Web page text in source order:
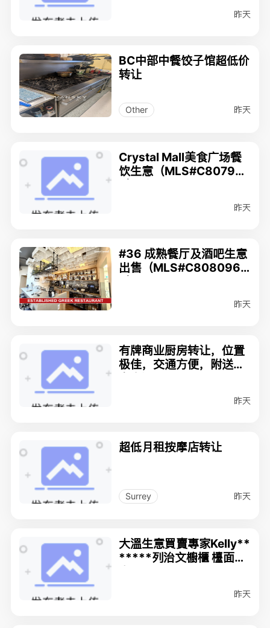
昨天
BC中部中餐饺子馆超低价
转让
Other 昨天
Crystal Mall美食广场餐
饮生意（MLS#C807992
昨天
#36 成熟餐厅及酒吧生意
出售（MLS#C808096
昨天
有牌商业厨房转让，位置
极佳，交通方便，附送客
昨天
超低月租按摩店转让
Surrey 昨天
大溫生意買賣專家Kelly**
*****列治文櫥櫃 檯面生
昨天